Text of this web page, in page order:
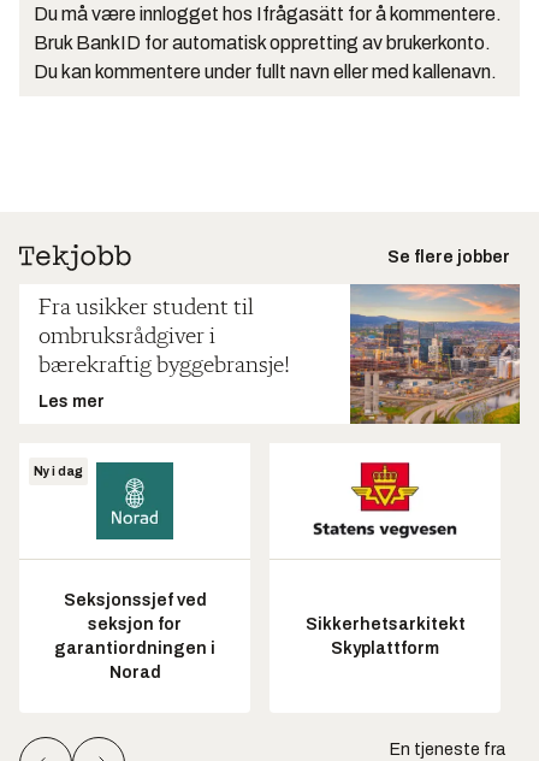
Du må være innlogget hos Ifrågasätt for å kommentere.
Bruk BankID for automatisk oppretting av brukerkonto.
Du kan kommentere under fullt navn eller med kallenavn.
Se flere jobber
Fra usikker student til
ombruksrådgiver i
bærekraftig byggebransje!
Les mer
Ny i dag
Seksjonssjef ved
seksjon for
garantiordningen i
Norad
Sikkerhetsarkitekt
Skyplattform
En tjeneste fra